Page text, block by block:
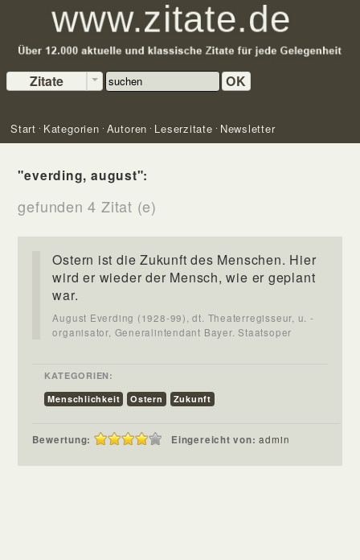
Zitate OK
Start Kategorien Autoren Leserzitate Newsletter
"everding, august":
gefunden 4 Zitat (e)
Ostern ist die Zukunft des Menschen. Hier
wird er wieder der Mensch, wie er geplant
war.
August Everding (1928-99), dt. Theaterregisseur, u. -
organisator, Generalintendant Bayer. Staatsoper
KATEGORIEN:
Menschlichkeit
Ostern Zukunft
Bewertung: Eingereicht von:admin